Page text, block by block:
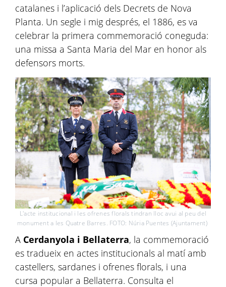
catalanes i l’aplicació dels Decrets de Nova
Planta. Un segle i mig després, el 1886, es va
celebrar la primera commemoració coneguda:
una missa a Santa Maria del Mar en honor als
defensors morts.
L'acte institucional i les ofrenes florals tindran lloc avui al peu del
monument a les Quatre Barres. FOTO: Núria Puentes (Ajuntament)
A Cerdanyola i Bellaterra, la commemoració
es tradueix en actes institucionals al matí amb
castellers, sardanes i ofrenes florals, i una
cursa popular a Bellaterra. Consulta el